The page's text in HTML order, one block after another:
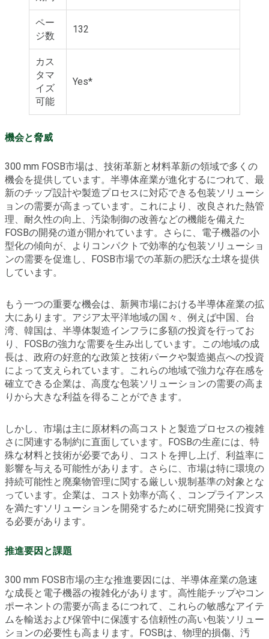
ペー
ジ数
132
カス
タマ
イズ
可能
Yes*
機会と脅威
300 mm FOSB市場は、技術革新と材料革新の領域で多くの
機会を提供しています。半導体産業が進化するにつれて、最
新のチップ設計や製造プロセスに対応できる包装ソリューシ
ョンの需要が高まっています。これにより、改良された熱管
理、耐久性の向上、汚染制御の改善などの機能を備えた
FOSBの開発の道が開かれています。さらに、電子機器の小
型化の傾向が、よりコンパクトで効率的な包装ソリューショ
ンの需要を促進し、FOSB市場での革新の肥沃な土壌を提供
しています。
もう一つの重要な機会は、新興市場における半導体産業の拡
大にあります。アジア太平洋地域の国々、例えば中国、台
湾、韓国は、半導体製造インフラに多額の投資を行ってお
り、FOSBの強力な需要を生み出しています。この地域の成
長は、政府の好意的な政策と技術パークや製造拠点への投資
によって支えられています。これらの地域で強力な存在感を
確立できる企業は、高度な包装ソリューションの需要の高ま
りから大きな利益を得ることができます。
しかし、市場は主に原材料の高コストと製造プロセスの複雑
さに関連する制約に直面しています。FOSBの生産には、特
殊な材料と技術が必要であり、コストを押し上げ、利益率に
影響を与える可能性があります。さらに、市場は特に環境の
持続可能性と廃棄物管理に関する厳しい規制基準の対象とな
っています。企業は、コスト効率が高く、コンプライアンス
を満たすソリューションを開発するために研究開発に投資す
る必要があります。
推進要因と課題
300 mm FOSB市場の主な推進要因には、半導体産業の急速
な成長と電子機器の複雑化があります。高性能チップやコン
ポーネントの需要が高まるにつれて、これらの敏感なアイテ
ムを輸送および保管中に保護する信頼性の高い包装ソリュー
ションの必要性も高まります。FOSBは、物理的損傷、汚